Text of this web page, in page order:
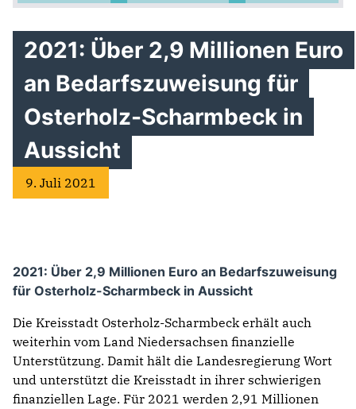
2021: Über 2,9 Millionen Euro
an Bedarfszuweisung für
Osterholz-Scharmbeck in
Aussicht
9. Juli 2021
2021: Über 2,9 Millionen Euro an Bedarfszuweisung
für Osterholz-Scharmbeck in Aussicht
Die Kreisstadt Osterholz-Scharmbeck erhält auch
weiterhin vom Land Niedersachsen finanzielle
Unterstützung. Damit hält die Landesregierung Wort
und unterstützt die Kreisstadt in ihrer schwierigen
finanziellen Lage. Für 2021 werden 2,91 Millionen